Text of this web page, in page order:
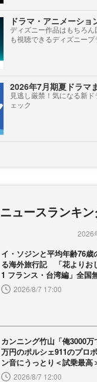
ドラマ・アニメーショ
ディズニー作品はもちろ
も視聴できるディズニー
2026年7月期夏ドラマ
見逃し厳禁！気になる新
ェック
ニュースランキン
2026
イ・ソジンと平均年齢76歳
る海外旅行記 「花よりお
1 フランス・台湾編」全国
2026/8/7 17:00
カンニング竹山「俺3000
万円のポルシェ911のプロ
ン音にうっとり＜試乗最高
2026/8/7 12:00